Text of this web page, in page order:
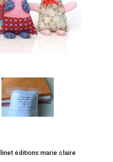
éditions marie claire